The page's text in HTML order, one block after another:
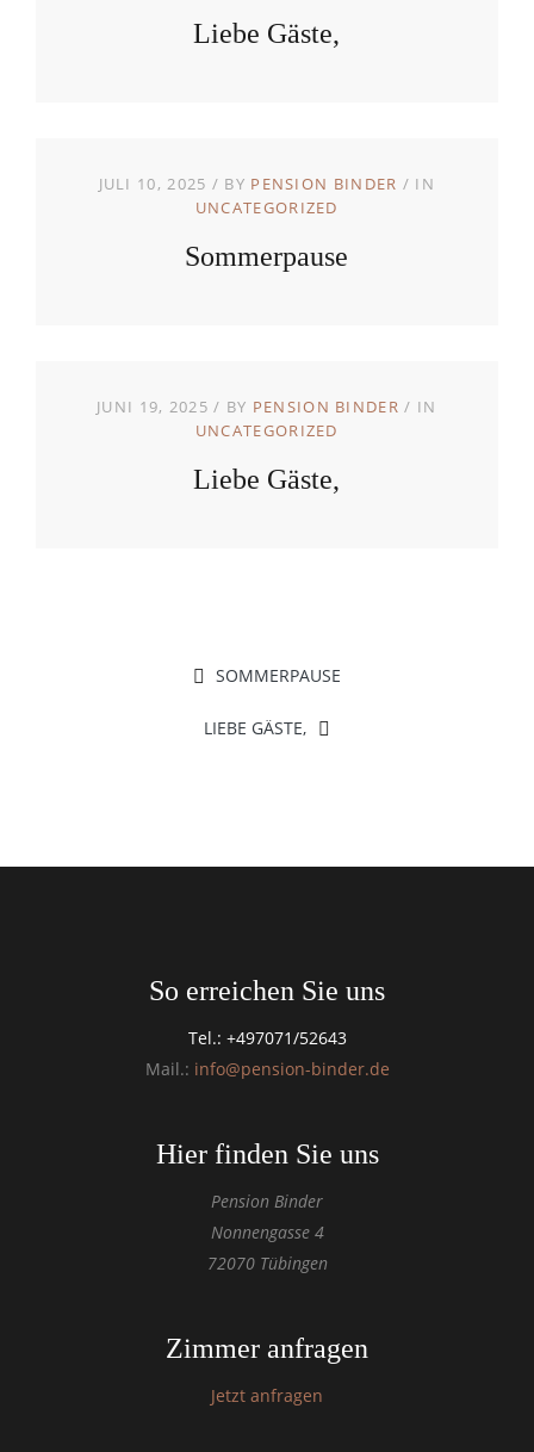
Liebe Gäste,
JULI 10, 2025 BY PENSION BINDER
IN
UNCATEGORIZED
Sommerpause
JUNI 19, 2025 BY PENSION BINDER
IN
UNCATEGORIZED
Liebe Gäste,
SOMMERPAUSE
LIEBE GÄSTE,
So erreichen Sie uns
Tel.: +497071/52643
Mail.: info@pension-binder.de
Hier finden Sie uns
Pension Binder
Nonnengasse 4
72070 Tübingen
Zimmer anfragen
Jetzt anfragen